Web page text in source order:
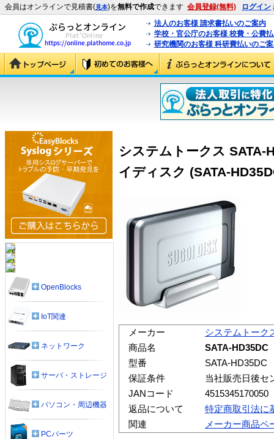
会員はオンラインで見積書(見本)を無料で作成できます 会員登録(無料) ログイン
法人のお客様 請求書払いのご案内
学校・官公庁のお客様 校費・公費
研究機関のお客様 科研費払いのご
システムトークス
イディスク (SATA-
メーカー
システムトーク
商品名
SATA-
型番
SATA-HD35DC
保証条件
当社販売日後セ
JANコード
4515345170050
返品について
特定商取引法に
関連
メーカー商品ペ
OpenBlocks
IoT関連
ネットワーク
サーバ・ストレージ
パソコン・周辺機器
PCパーツ